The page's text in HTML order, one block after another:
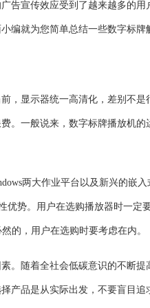
告宣传效应受到了越来越多的
编就为您简单总结一些数字标牌
，显示器统一高清化，差别不
。一般说来，数字标牌播放机
两大作业平台以及新兴的嵌
优势。用户在选购播放器时一
的，用户在选购时要考虑在内。
。随着全社会低碳意识的不断
产品是从实际出发，不要盲目